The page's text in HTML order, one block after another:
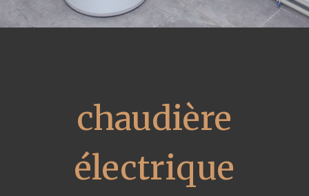
chaudière
électrique